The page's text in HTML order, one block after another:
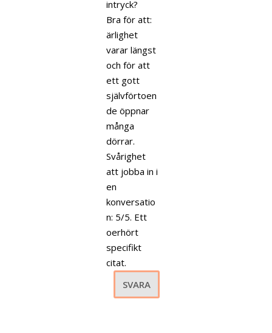
intryck?
Bra för att:
ärlighet
varar längst
och för att
ett gott
självförtoen
de öppnar
många
dörrar.
Svårighet
att jobba in i
en
konversatio
n: 5/5. Ett
oerhört
specifikt
citat.
SVARA